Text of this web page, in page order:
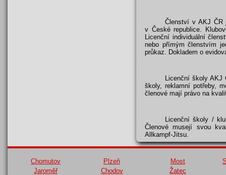
Členství v AKJ ČR
v České republice.
Licenční individuální
nebo přímým členstvím
průkaz. Dokladem o
Licenční školy AKJ
školy, reklamní potřeby,
členové mají právo na
Licenční školy /
Členové musejí svou
Allkampf-Jitsu.
Chomutov Plzeň Most
Jaroměř
Chodov Žatec